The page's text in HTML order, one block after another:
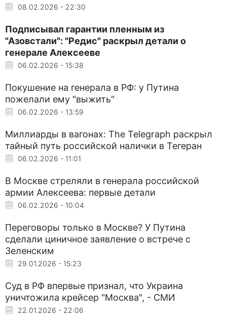
08.02.2026 - 22:30
Подписывал гарантии пленным из
"Азовстали": "Редис" раскрыл детали о
генерале Алексееве
06.02.2026 - 15:38
Покушение на генерала в РФ: у Путина
пожелали ему "выжить"
06.02.2026 - 13:59
Миллиарды в вагонах: The Telegraph раскрыл
тайный путь российской налички в Тегеран
06.02.2026 - 11:01
В Москве стреляли в генерала российской
армии Алексеева: первые детали
06.02.2026 - 10:04
Переговоры только в Москве? У Путина
сделали циничное заявление о встрече с
Зеленским
29.01.2026 - 15:23
Суд в РФ впервые признал, что Украина
уничтожила крейсер "Москва", - СМИ
22.01.2026 - 22:06